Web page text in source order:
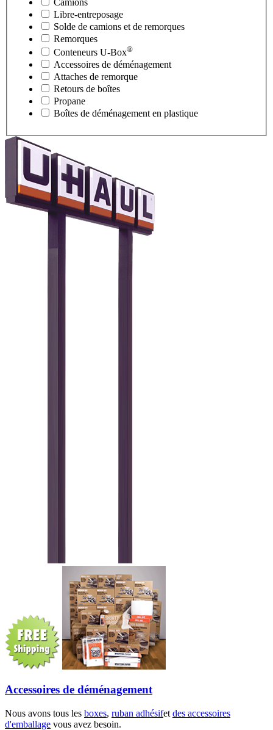
Libre-entreposage
Solde de camions et de remorques
Remorques
Conteneurs U-Box®
Accessoires de déménagement
Attaches de remorque
Retours de boîtes
Propane
Boîtes de déménagement en plastique
Accessoires de déménagement
Nous avons tous les boxes, ruban adhésifet des accessoires
d'emballage vous avez besoin.